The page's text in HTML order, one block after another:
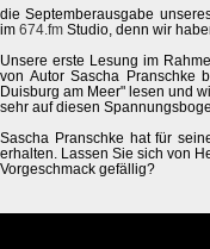
die Septemberausgabe
im 674.fm Studio, denn wir
Unsere erste Lesung im
von Autor Sascha Pranschke
Duisburg am Meer" lesen und
sehr auf diesen
Sascha Pranschke hat für
erhalten. Lassen Sie sich von
Vorgeschmack gefällig?